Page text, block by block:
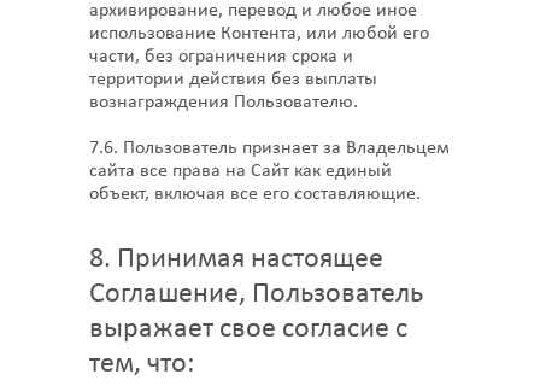
архивирование, перевод и любое иное
использование Контента, или любой его
части, без ограничения срока и
территории действия без выплаты
вознаграждения Пользователю.
7.6. Пользователь признает за Владельцем
сайта все права на Сайт как единый
объект, включая все его составляющие.
8. Принимая настоящее
Соглашение, Пользователь
выражает свое согласие с
тем, что: